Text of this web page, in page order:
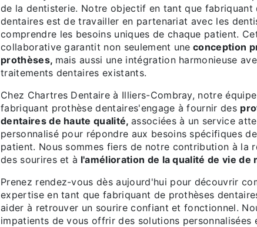
de la dentisterie. Notre objectif en tant que fabriquant
dentaires est de travailler en partenariat avec les
comprendre les besoins uniques de chaque patient.
collaborative garantit non seulement une conception
prothèses, mais aussi une intégration harmonieuse
traitements dentaires existants.
Chez Chartres Dentaire à Illiers-Combray, notre
fabriquant prothèse dentaires'engage à fournir des
dentaires de haute qualité, associées à un service
personnalisé pour répondre aux besoins spécifiques
patient. Nous sommes fiers de notre contribution à la
des sourires et à l'amélioration de la qualité de vie de
Prenez rendez-vous dès aujourd'hui pour découvrir
expertise en tant que fabriquant de prothèses
aider à retrouver un sourire confiant et fonctionnel.
impatients de vous offrir des solutions personnalisées